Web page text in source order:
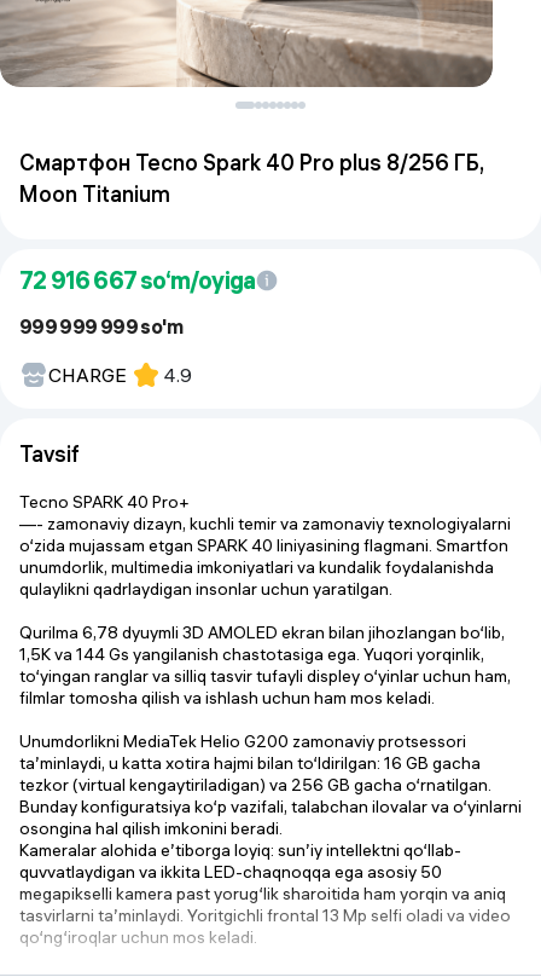
Смартфон Tecno Spark 40 Pro plus 8/256 ГБ,
Moon Titanium
72 916 667so‘m/oyiga
999 999 999 so'm
CHARGE
4.9
Tavsif
Tecno SPARK 40 Pro+
—- zamonaviy dizayn, kuchli temir va zamonaviy texnologiyalarni
o‘zida mujassam etgan SPARK 40 liniyasining flagmani. Smartfon
unumdorlik, multimedia imkoniyatlari va kundalik foydalanishda
qulaylikni qadrlaydigan insonlar uchun yaratilgan.
Qurilma 6,78 dyuymli 3D AMOLED ekran bilan jihozlangan bo‘lib,
1,5K va 144 Gs yangilanish chastotasiga ega. Yuqori yorqinlik,
to‘yingan ranglar va silliq tasvir tufayli displey o‘yinlar uchun ham,
filmlar tomosha qilish va ishlash uchun ham mos keladi.
Unumdorlikni MediaTek Helio G200 zamonaviy protsessori
ta’minlaydi, u katta xotira hajmi bilan to‘ldirilgan: 16 GB gacha
tezkor (virtual kengaytiriladigan) va 256 GB gacha o‘rnatilgan.
Bunday konfiguratsiya ko‘p vazifali, talabchan ilovalar va o‘yinlarni
osongina hal qilish imkonini beradi.
Kameralar alohida e’tiborga loyiq: sun’iy intellektni qo‘llab-
quvvatlaydigan va ikkita LED-chaqnoqqa ega asosiy 50
megapikselli kamera past yorug‘lik sharoitida ham yorqin va aniq
tasvirlarni ta’minlaydi. Yoritgichli frontal 13 Mp selfi oladi va video
qo‘ng‘iroqlar uchun mos keladi.